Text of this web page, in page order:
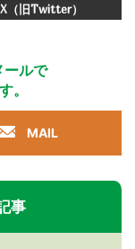
X（旧Twitter）
ルで
。
MAIL
事